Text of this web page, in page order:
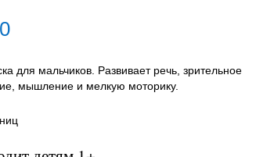
для мальчиков. Развивает речь, зрительное
мышление и мелкую моторику.